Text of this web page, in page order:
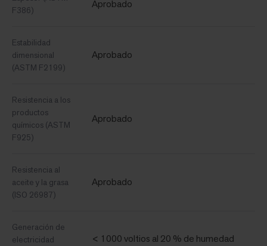
F386)
Aprobado
Estabilidad
dimensional
(ASTM F2199)
Aprobado
Resistencia a los
productos
químicos (ASTM
F925)
Aprobado
Resistencia al
aceite y la grasa
(ISO 26987)
Aprobado
Generación de
electricidad
< 1000 voltios al 20 % de humedad